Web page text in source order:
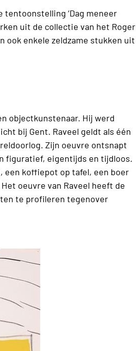
tentoonstelling ‘Dag meneer
uit de collectie van het Roger
ook enkele zeldzame stukken uit
objectkunstenaar. Hij werd
bij Gent. Raveel geldt als één
Zijn oeuvre ontsnapt
figuratief, eigentijds en tijdloos.
een koffiepot op tafel, een boer
oeuvre van Raveel heeft de
te profileren tegenover